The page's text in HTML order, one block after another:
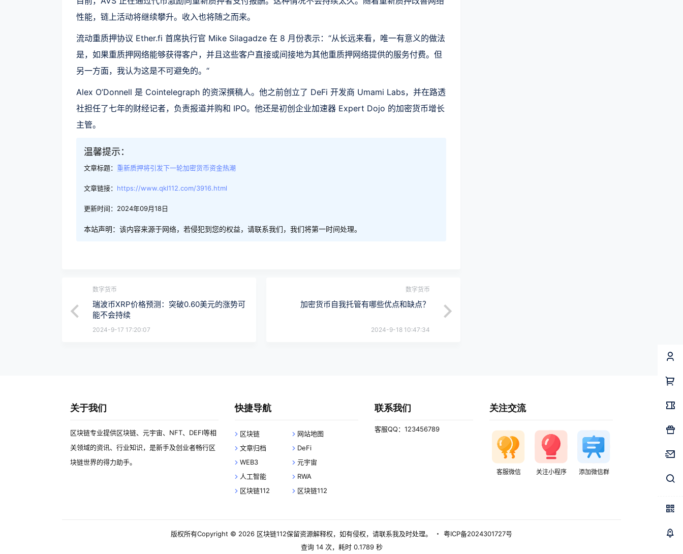
性能，链上活动将继续攀升。收入也将随之而来。
流动重质押协议 Ether.fi 首席执行官 Mike Silagadze 在 8 月份表示：“从长远来看，唯一有意义的做法
是，如果重质押网络能够获得客户，并且这些客户直接或间接地为其他重质押网络提供的服务付费。但
另一方面，我认为这是不可避免的。“
Alex O’Donnell 是 Cointelegraph 的资深撰稿人。他之前创立了 DeFi 开发商 Umami Labs，并在路透
社担任了七年的财经记者，负责报道并购和 IPO。他还是初创企业加速器 Expert Dojo 的加密货币增长
主管。
温馨提示：
文章标题： 重新质押将引发下一轮加密货币资金热潮
文章链接： https://www.qkl112.com/3916.html
更新时间：2024年09月18日
本站声明：该内容来源于网络，若侵犯到您的权益，请联系我们，我们将第一时间处理。
数字货币
瑞波币XRP价格预测：突破0.60美元的涨势可
能不会持续
2024-9-17 17:20:07
数字货币
加密货币自我托管有哪些优点和缺点？
2024-9-18 10:47:34
关于我们
区块链专业提供区块链、元宇宙、NFT、DEFI等相
关领域的资讯、行业知识，是新手及创业者畅行区
块链世界的得力助手。
快捷导航
区块链
网站地图
文章归档
DeFi
WEB3
元宇宙
人工智能
RWA
区块链112
区块链112
联系我们
客服QQ：123456789
关注交流
客服微信 关注小程序 添加微信群
版权所有Copyright © 2026 区块链112保留资源解释权，如有侵权，请联系我及时处理。 ・
粤ICP备2024301727号
查询 14 次，耗时 0.1789 秒